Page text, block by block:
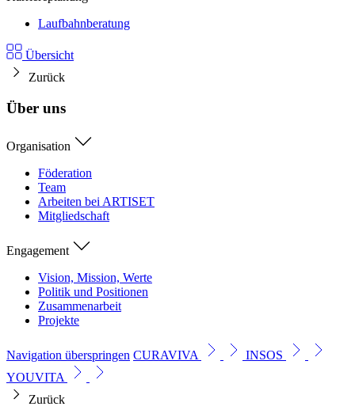
Laufbahnberatung
Übersicht
Zurück
Über uns
Organisation
Föderation
Team
Arbeiten bei ARTISET
Mitgliedschaft
Engagement
Vision, Mission, Werte
Politik und Positionen
Zusammenarbeit
Projekte
Navigation überspringen CURAVIVA
INSOS
YOUVITA
Zurück